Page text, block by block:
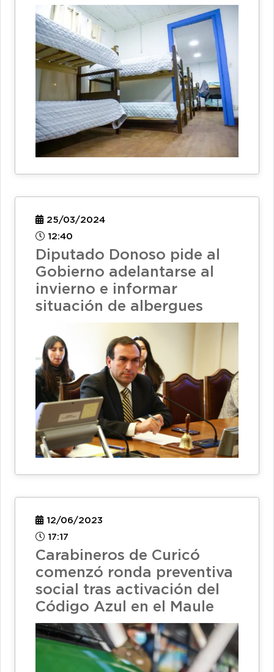
25/03/2024
12:40
Diputado Donoso pide al
Gobierno adelantarse al
invierno e informar
situación de albergues
12/06/2023
17:17
Carabineros de Curicó
comenzó ronda preventiva
social tras activación del
Código Azul en el Maule